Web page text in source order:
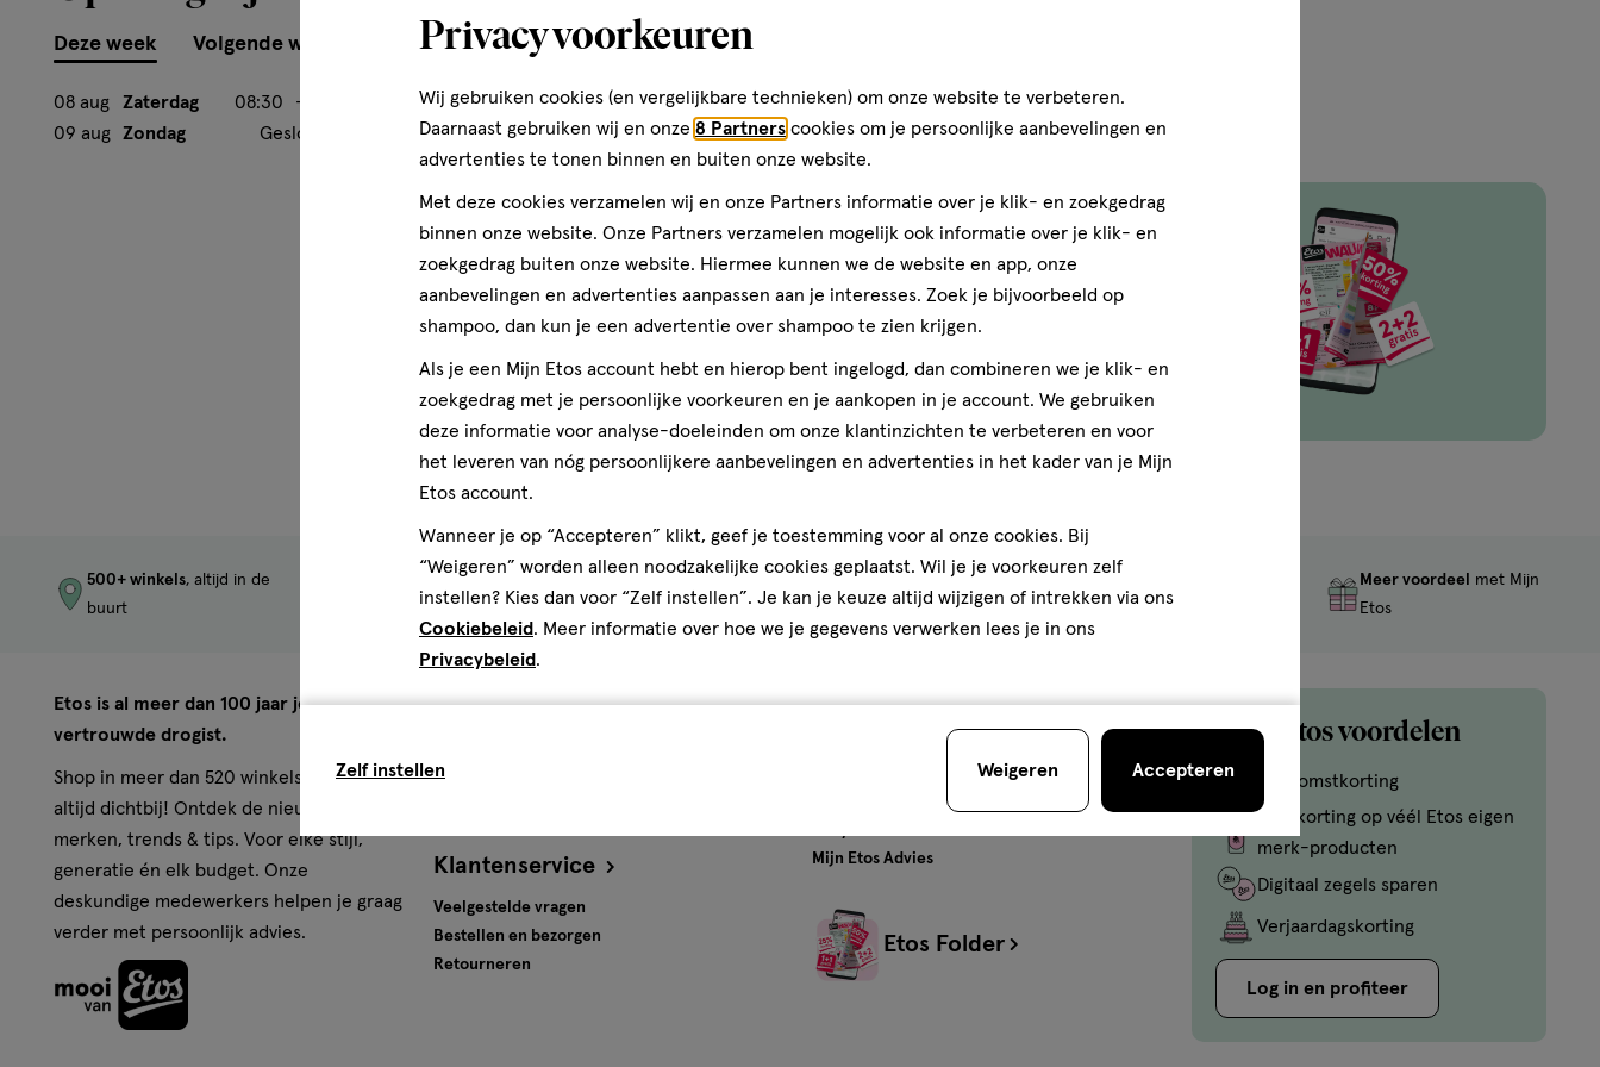
Deze week Volgende week
08 aug Zaterdag 08:30 -
09 aug
Zondag Gesloten
017-4-441911
Etos Folder
Ontdek alle folder aanbiedingen van
deze week!
Shop alle acties
500+ winkels, altijd in de
buurt
Trending
merken
Gratis
bezorging vanaf
€35
Gratisretourneren
Meer voordeel
met Mijn
Etos
Etos is al meer dan 100 jaar jouw
vertrouwde drogist.
Shop in meer dan 520 winkels of online,
altijd dichtbij! Ontdek de nieuwste
merken, trends & tips. Voor elke stijl,
generatie én elk budget. Onze
deskundige medewerkers helpen je graag
verder met persoonlijk advies.
Over Etos
Pers
Klantenservice
Veelgestelde vragen
Bestellen en bezorgen
Retourneren
Advies & Inspiratie
Mijn Etos Advies
Etos Folder
Mijn Etos voordelen
Welkomstkorting
10% korting op véél Etos eigen
merk-producten
Digitaal zegels sparen
Verjaardagskorting
Log in en profiteer
Privacy voorkeuren
Wij gebruiken cookies (en vergelijkbare technieken) om onze website te verbeteren.
Daarnaast gebruiken wij en onze 8 Partners cookies om je persoonlijke aanbevelingen en
advertenties te tonen binnen en buiten onze website.
Met deze cookies verzamelen wij en onze Partners informatie over je klik- en zoekgedrag
binnen onze website. Onze Partners verzamelen mogelijk ook informatie over je klik- en
zoekgedrag buiten onze website. Hiermee kunnen we de website en app, onze
aanbevelingen en advertenties aanpassen aan je interesses. Zoek je bijvoorbeeld op
shampoo, dan kun je een advertentie over shampoo te zien krijgen.
Als je een Mijn Etos account hebt en hierop bent ingelogd, dan combineren we je klik- en
zoekgedrag met je persoonlijke voorkeuren en je aankopen in je account. We gebruiken
deze informatie voor analyse-doeleinden om onze klantinzichten te verbeteren en voor
het leveren van nóg persoonlijkere aanbevelingen en advertenties in het kader van je Mijn
Etos account.
Wanneer je op “Accepteren” klikt, geef je toestemming voor al onze cookies. Bij
“Weigeren” worden alleen noodzakelijke cookies geplaatst. Wil je je voorkeuren zelf
instellen? Kies dan voor “Zelf instellen”. Je kan je keuze altijd wijzigen of intrekken via ons
Cookiebeleid. Meer informatie over hoe we je gegevens verwerken lees je in ons
Privacybeleid.
Zelf instellen Weigeren Accepteren